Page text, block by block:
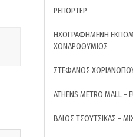
ΡΕΠΟΡΤΕΡ
ΗΧΟΓΡΑΦΗΜΕΝΗ
ΧΟΝΔΡΟΘΥΜΙΟΣ
ΣΤΕΦΑΝΟΣ
ATHENS METRO MALL -
ΒΑΪΟΣ ΤΣΟΥΤΣΙΚΑΣ -